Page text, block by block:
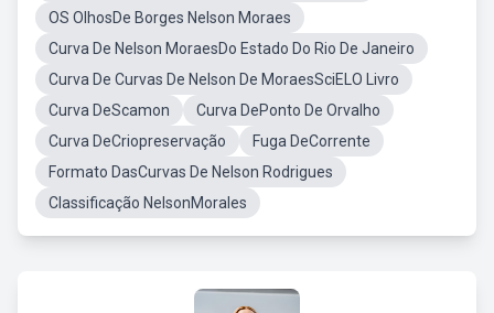
OS OlhosDe Borges Nelson Moraes
Curva De Nelson MoraesDo Estado Do Rio De Janeiro
Curva De Curvas De Nelson De MoraesSciELO Livro
Curva DeScamon
Curva DePonto De Orvalho
Curva DeCriopreservação
Fuga DeCorrente
Formato DasCurvas De Nelson Rodrigues
Classificação NelsonMorales